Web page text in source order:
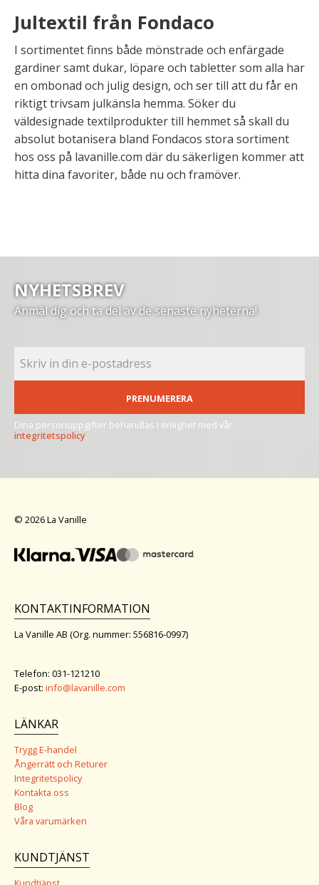
Jultextil från Fondaco
I sortimentet finns både mönstrade och enfärgade
gardiner samt dukar, löpare och tabletter som alla har
en ombonad och julig design, och ser till att du får en
riktigt trivsam julkänsla hemma. Söker du
väldesignade textilprodukter till hemmet så skall du
absolut botanisera bland Fondacos stora sortiment
hos oss på lavanille.com där du säkerligen kommer att
hitta dina favoriter, både nu och framöver.
NYHETSBREV
Anmäl dig och ta del av de senaste nyheterna!
PRENUMERERA
Dina personuppgifter behandlas i enlighet med vår
integritetspolicy.
© 2026 La Vanille
KONTAKTINFORMATION
La Vanille AB (Org. nummer: 556816-0997)
Telefon: 031-121210
E-post: info@lavanille.com
LÄNKAR
Trygg E-handel
Ångerrätt och Returer
Integritetspolicy
Kontakta oss
Blog
Våra varumärken
KUNDTJÄNST